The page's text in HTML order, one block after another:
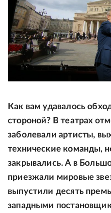
Как вам удавалось
стороной? В театрах
заболевали артисты,
технические команды,
закрывались. А в
приезжали мировые
выпустили десять
западными